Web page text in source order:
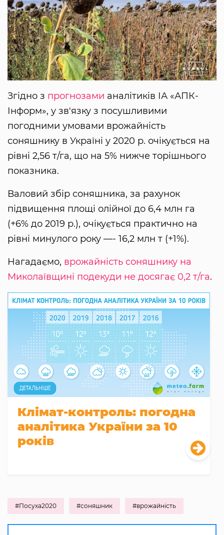
Згідно з прогнозами аналітиків ІА «АПК-
Інформ», у зв'язку з посушливими
погодними умовами врожайність
соняшнику в Україні у 2020 р. очікується на
рівні 2,56 т/га, що на 5% нижче торішнього
показника.
Валовий збір соняшника, за рахунок
підвищення площі олійної до 6,4 млн га
(+6% до 2019 р.), очікується практично на
рівні минулого року —- 16,2 млн т (+1%).
Нагадаємо, врожайність соняшнику на
Миколаївщині подекуди не досягає 0,2 т/га.
Клімат-контроль: погодна
аналітика України за 10
років
#Посуха2020 #соняшник #врожайність